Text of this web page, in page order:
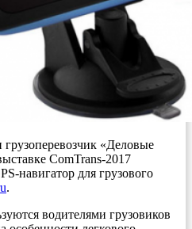
«Деловые
ComTrans-2017
навигатор для грузового
.
водителями грузовиков